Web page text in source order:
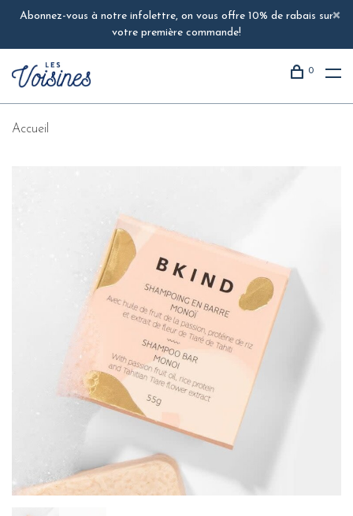
Abonnez-vous à notre infolettre, on vous offre 10% de rabais sur
votre première commande!
0
Accueil